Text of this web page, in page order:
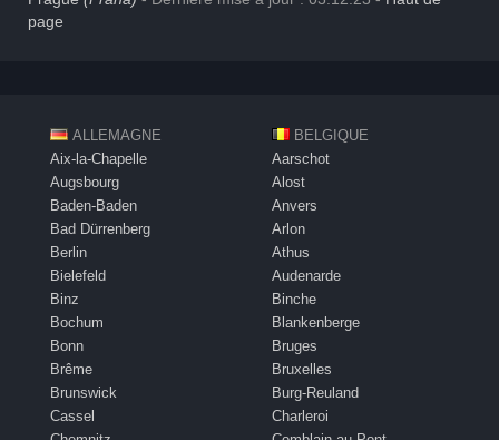
page
ALLEMAGNE
Aix-la-Chapelle
Augsbourg
Baden-Baden
Bad Dürrenberg
Berlin
Bielefeld
Binz
Bochum
Bonn
Brême
Brunswick
Cassel
BELGIQUE
Aarschot
Alost
Anvers
Arlon
Athus
Audenarde
Binche
Blankenberge
Bruges
Bruxelles
Burg-Reuland
Charleroi